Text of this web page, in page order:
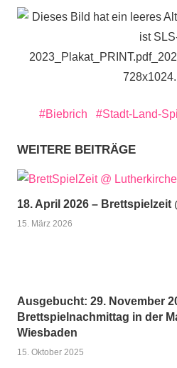
Biebrich Stadt-Land-
WEITERE BEITRÄGE
18. April 2026 – Brettspielzeit
15. März 2026
Ausgebucht: 29. November
Brettspielnachmittag in der
Wiesbaden
15. Oktober 2025